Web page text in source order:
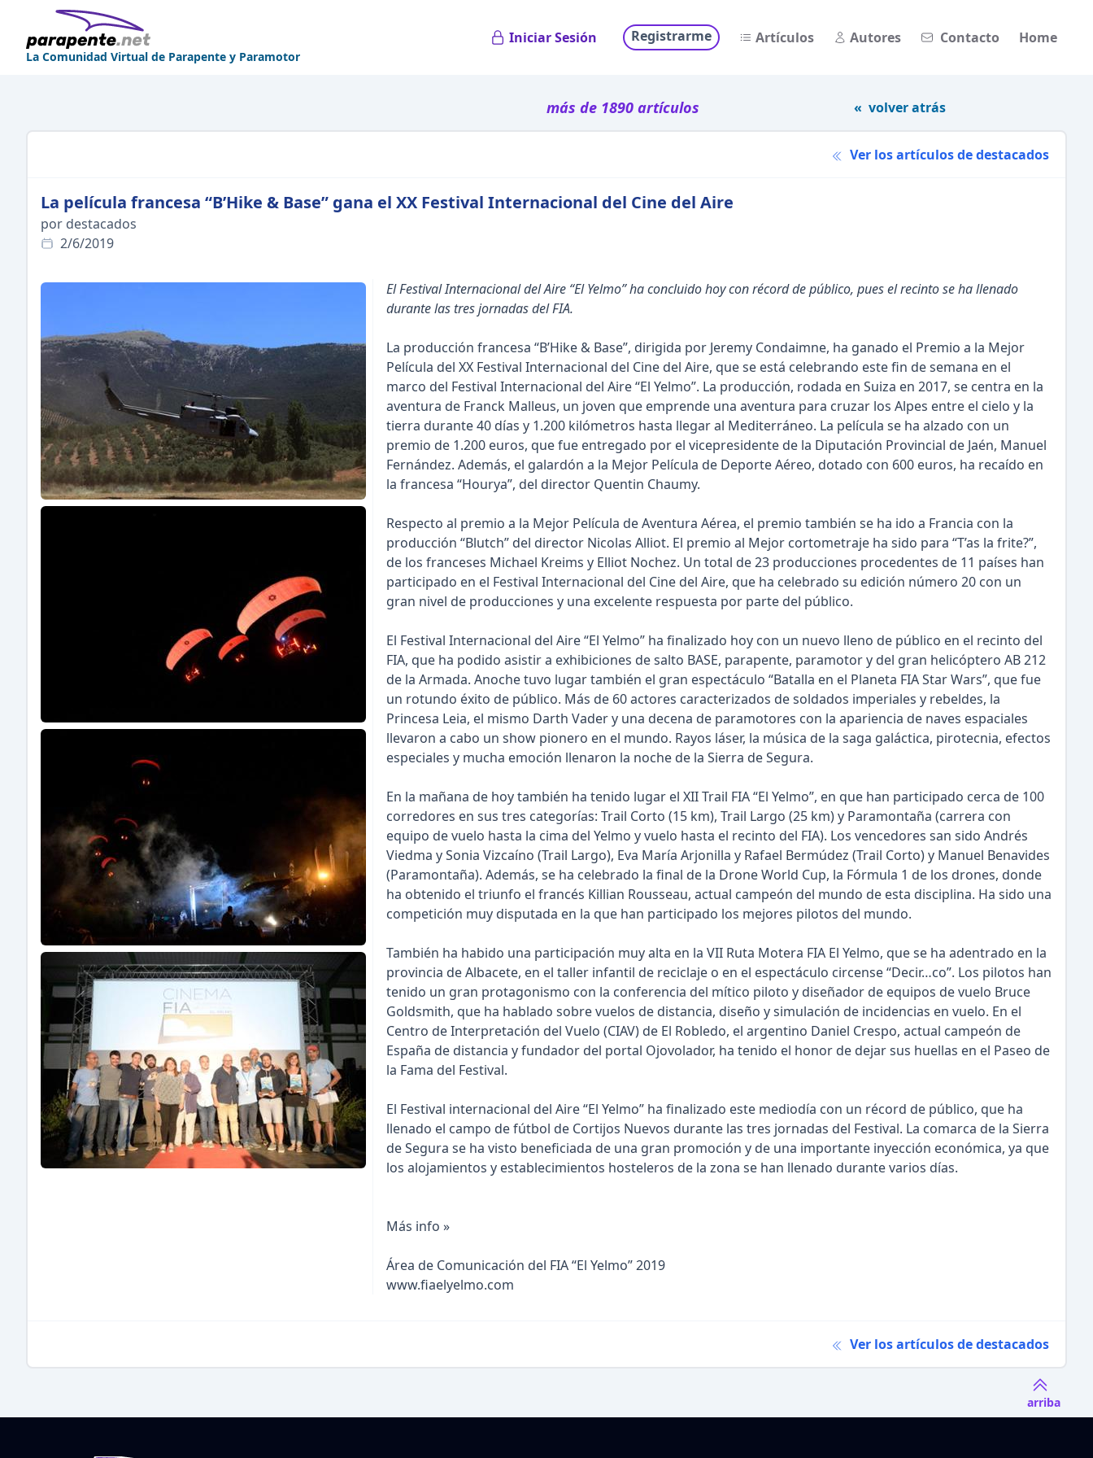
La Comunidad Virtual de Parapente y Paramotor
Iniciar Sesión Registrarme Artículos Autores Contacto Home
más de 1890 artículos « volver atrás
Ver los artículos de destacados
La película francesa “B’Hike & Base” gana el XX Festival Internacional del Cine del Aire
por destacados
2/6/2019
El Festival Internacional del Aire “El Yelmo” ha concluido hoy con récord de público, pues el recinto se ha llenado
durante las tres jornadas del FIA.
La producción francesa “B’Hike & Base”, dirigida por Jeremy Condaimne, ha ganado el Premio a la Mejor
Película del XX Festival Internacional del Cine del Aire, que se está celebrando este fin de semana en el
marco del Festival Internacional del Aire “El Yelmo”. La producción, rodada en Suiza en 2017, se centra en la
aventura de Franck Malleus, un joven que emprende una aventura para cruzar los Alpes entre el cielo y la
tierra durante 40 días y 1.200 kilómetros hasta llegar al Mediterráneo. La película se ha alzado con un
premio de 1.200 euros, que fue entregado por el vicepresidente de la Diputación Provincial de Jaén, Manuel
Fernández. Además, el galardón a la Mejor Película de Deporte Aéreo, dotado con 600 euros, ha recaído en
la francesa “Hourya”, del director Quentin Chaumy.
Respecto al premio a la Mejor Película de Aventura Aérea, el premio también se ha ido a Francia con la
producción “Blutch” del director Nicolas Alliot. El premio al Mejor cortometraje ha sido para “T’as la frite?”,
de los franceses Michael Kreims y Elliot Nochez. Un total de 23 producciones procedentes de 11 países han
participado en el Festival Internacional del Cine del Aire, que ha celebrado su edición número 20 con un
gran nivel de producciones y una excelente respuesta por parte del público.
El Festival Internacional del Aire “El Yelmo” ha finalizado hoy con un nuevo lleno de público en el recinto del
FIA, que ha podido asistir a exhibiciones de salto BASE, parapente, paramotor y del gran helicóptero AB 212
de la Armada. Anoche tuvo lugar también el gran espectáculo “Batalla en el Planeta FIA Star Wars”, que fue
un rotundo éxito de público. Más de 60 actores caracterizados de soldados imperiales y rebeldes, la
Princesa Leia, el mismo Darth Vader y una decena de paramotores con la apariencia de naves espaciales
llevaron a cabo un show pionero en el mundo. Rayos láser, la música de la saga galáctica, pirotecnia, efectos
especiales y mucha emoción llenaron la noche de la Sierra de Segura.
En la mañana de hoy también ha tenido lugar el XII Trail FIA “El Yelmo”, en que han participado cerca de 100
corredores en sus tres categorías: Trail Corto (15 km), Trail Largo (25 km) y Paramontaña (carrera con
equipo de vuelo hasta la cima del Yelmo y vuelo hasta el recinto del FIA). Los vencedores san sido Andrés
Viedma y Sonia Vizcaíno (Trail Largo), Eva María Arjonilla y Rafael Bermúdez (Trail Corto) y Manuel Benavides
(Paramontaña). Además, se ha celebrado la final de la Drone World Cup, la Fórmula 1 de los drones, donde
ha obtenido el triunfo el francés Killian Rousseau, actual campeón del mundo de esta disciplina. Ha sido una
competición muy disputada en la que han participado los mejores pilotos del mundo.
También ha habido una participación muy alta en la VII Ruta Motera FIA El Yelmo, que se ha adentrado en la
provincia de Albacete, en el taller infantil de reciclaje o en el espectáculo circense “Decir…co”. Los pilotos han
tenido un gran protagonismo con la conferencia del mítico piloto y diseñador de equipos de vuelo Bruce
Goldsmith, que ha hablado sobre vuelos de distancia, diseño y simulación de incidencias en vuelo. En el
Centro de Interpretación del Vuelo (CIAV) de El Robledo, el argentino Daniel Crespo, actual campeón de
España de distancia y fundador del portal Ojovolador, ha tenido el honor de dejar sus huellas en el Paseo de
la Fama del Festival.
El Festival internacional del Aire “El Yelmo” ha finalizado este mediodía con un récord de público, que ha
llenado el campo de fútbol de Cortijos Nuevos durante las tres jornadas del Festival. La comarca de la Sierra
de Segura se ha visto beneficiada de una gran promoción y de una importante inyección económica, ya que
los alojamientos y establecimientos hosteleros de la zona se han llenado durante varios días.
Más info »
Área de Comunicación del FIA “El Yelmo” 2019
www.fiaelyelmo.com
Ver los artículos de destacados
arriba